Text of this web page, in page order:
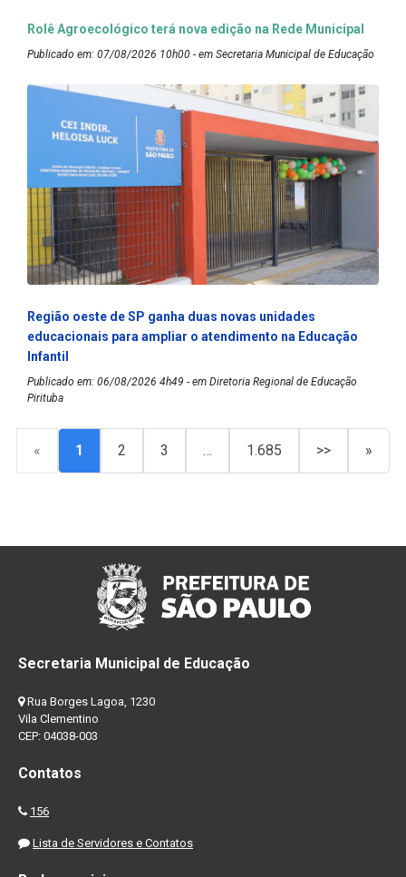
Rolê Agroecológico terá nova edição na Rede Municipal
Publicado em: 07/08/2026 10h00 - em Secretaria Municipal de Educação
Região oeste de SP ganha duas novas unidades
educacionais para ampliar o atendimento na Educação
Infantil
Publicado em: 06/08/2026 4h49 - em Diretoria Regional de Educação
Pirituba
« 1 2 3 … 1.685 >> »
Secretaria Municipal de Educação
Rua Borges Lagoa, 1230
Vila Clementino
CEP: 04038-003
Contatos
156
Lista de Servidores e Contatos